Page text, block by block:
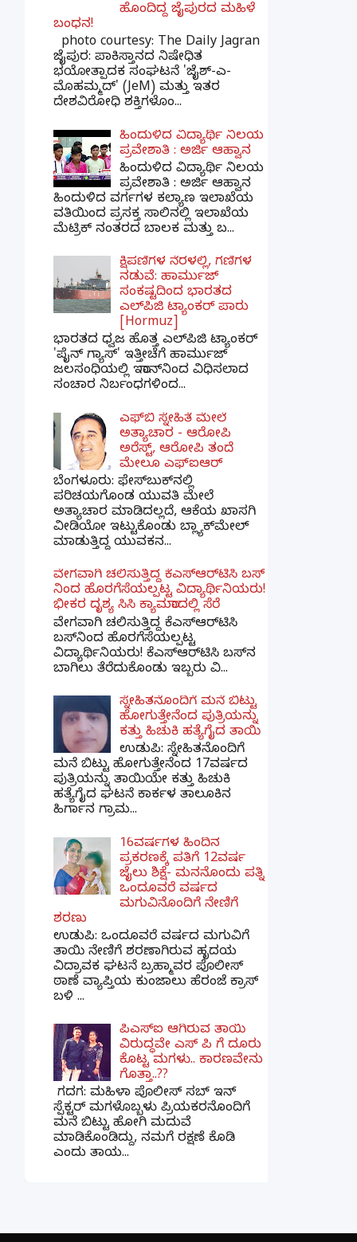
ಹೊಂದಿದ್ದ ಜೈಪುರದ ಮಹಿಳೆ
ಬಂಧನ!
photo courtesy: The Daily Jagran
ಜೈಪುರ: ಪಾಕಿಸ್ತಾನದ ನಿಷೇಧಿತ
ಭಯೋತ್ಪಾದಕ ಸಂಘಟನೆ 'ಜೈಶ್-ಎ-
ಮೊಹಮ್ಮದ್' (JeM) ಮತ್ತು ಇತರ
ದೇಶವಿರೋಧಿ ಶಕ್ತಿಗಳೊಂ...
ಹಿಂದುಳಿದ ವಿದ್ಯಾರ್ಥಿ ನಿಲಯ
ಪ್ರವೇಶಾತಿ : ಅರ್ಜಿ ಆಹ್ವಾನ
ಹಿಂದುಳಿದ ವಿದ್ಯಾರ್ಥಿ ನಿಲಯ
ಪ್ರವೇಶಾತಿ : ಅರ್ಜಿ ಆಹ್ವಾನ
ಹಿಂದುಳಿದ ವರ್ಗಗಳ ಕಲ್ಯಾಣ ಇಲಾಖೆಯ
ವತಿಯಿಂದ ಪ್ರಸಕ್ತ ಸಾಲಿನಲ್ಲಿ ಇಲಾಖೆಯ
ಮೆಟ್ರಿಕ್ ನಂತರದ ಬಾಲಕ ಮತ್ತು ಬ...
ಕ್ಷಿಪಣಿಗಳ ನೆರಳಲ್ಲಿ, ಗಣಿಗಳ
ನಡುವೆ: ಹಾರ್ಮುಜ್
ಸಂಕಷ್ಟದಿಂದ ಭಾರತದ
ಎಲ್‌ಪಿಜಿ ಟ್ಯಾಂಕರ್ ಪಾರು
[Hormuz]
ಭಾರತದ ಧ್ವಜ ಹೊತ್ತ ಎಲ್‌ಪಿಜಿ ಟ್ಯಾಂಕರ್
'ಪೈನ್ ಗ್ಯಾಸ್' ಇತ್ತೀಚೆಗೆ ಹಾರ್ಮುಜ್
ಜಲಸಂಧಿಯಲ್ಲಿ ಇರಾನ್‌ನಿಂದ ವಿಧಿಸಲಾದ
ಸಂಚಾರ ನಿರ್ಬಂಧಗಳಿಂದ...
ಎಫ್‌ಬಿ ಸ್ನೇಹಿತೆ ಮೇಲೆ
ಅತ್ಯಾಚಾರ - ಆರೋಪಿ
ಅರೆಸ್ಟ್, ಆರೋಪಿ ತಂದೆ
ಮೇಲೂ ಎಫ್ಐಆರ್
ಬೆಂಗಳೂರು: ಫೇಸ್‌ಬುಕ್‌ನಲ್ಲಿ
ಪರಿಚಯಗೊಂಡ ಯುವತಿ ಮೇಲೆ
ಅತ್ಯಾಚಾರ ಮಾಡಿದಲ್ಲದೆ, ಆಕೆಯ ಖಾಸಗಿ
ವೀಡಿಯೋ ಇಟ್ಟುಕೊಂಡು ಬ್ಲ್ಯಾಕ್‌ಮೇಲ್
ಮಾಡುತ್ತಿದ್ದ ಯುವಕನ...
ವೇಗವಾಗಿ ಚಲಿಸುತ್ತಿದ್ದ ಕೆಎಸ್​ಆರ್​ಟಿಸಿ ಬಸ್​
ನಿಂದ ಹೊರಗೆಸೆಯಲ್ಪಟ್ಟ ವಿದ್ಯಾರ್ಥಿನಿಯರು!
ಭೀಕರ ದೃಶ್ಯ ಸಿಸಿ ಕ್ಯಾಮರಾದಲ್ಲಿ ಸೆರೆ
ವೇಗವಾಗಿ ಚಲಿಸುತ್ತಿದ್ದ ಕೆಎಸ್‌ಆರ್‌ಟಿಸಿ
ಬಸ್‌ನಿಂದ ಹೊರಗೆಸೆಯಲ್ಪಟ್ಟ
ವಿದ್ಯಾರ್ಥಿನಿಯರು! ಕೆಎಸ್‌ಆರ್‌ಟಿಸಿ ಬಸ್‌ನ
ಬಾಗಿಲು ತೆರೆದುಕೊಂಡು ಇಬ್ಬರು ವಿ...
ಸ್ನೇಹಿತನೊಂದಿಗೆ ಮನೆ ಬಿಟ್ಟು
ಹೋಗುತ್ತೇನೆಂದ ಪುತ್ರಿಯನ್ನು
ಕತ್ತು ಹಿಚುಕಿ ಹತ್ಯೆಗೈದ ತಾಯಿ
ಉಡುಪಿ: ಸ್ನೇಹಿತನೊಂದಿಗೆ
ಮನೆ ಬಿಟ್ಟು ಹೋಗುತ್ತೇನೆಂದ 17ವರ್ಷದ
ಪುತ್ರಿಯನ್ನು ತಾಯಿಯೇ ಕತ್ತು ಹಿಚುಕಿ
ಹತ್ಯೆಗೈದ ಘಟನೆ ಕಾರ್ಕಳ ತಾಲೂಕಿನ
ಹಿರ್ಗಾನ ಗ್ರಾಮ...
16ವರ್ಷಗಳ ಹಿಂದಿನ
ಪ್ರಕರಣಕ್ಕೆ ಪತಿಗೆ 12ವರ್ಷ
ಜೈಲು ಶಿಕ್ಷೆ- ಮನನೊಂದು ಪತ್ನಿ
ಒಂದೂವರೆ ವರ್ಷದ
ಮಗುವಿನೊಂದಿಗೆ ನೇಣಿಗೆ
ಶರಣು
ಉಡುಪಿ: ಒಂದೂವರೆ ವರ್ಷದ ಮಗುವಿಗೆ
ತಾಯಿ ನೇಣಿಗೆ ಶರಣಾಗಿರುವ ಹೃದಯ
ವಿದ್ರಾವಕ ಘಟನೆ ಬ್ರಹ್ಮಾವರ ಪೊಲೀಸ್
ಠಾಣೆ ವ್ಯಾಪ್ತಿಯ ಕುಂಜಾಲು ಹೆರಂಜೆ ಕ್ರಾಸ್
ಬಳಿ ...
ಪಿಎಸ್​ಐ ಆಗಿರುವ ತಾಯಿ
ವಿರುದ್ಧವೇ ಎಸ್ ಪಿ ಗೆ ದೂರು
ಕೊಟ್ಟ ಮಗಳು.. ಕಾರಣವೇನು
ಗೊತ್ತಾ..??
ಗದಗ​: ಮಹಿಳಾ ಪೊಲೀಸ್​ ಸಬ್ ​ಇನ್​
ಸ್ಪೆಕ್ಟರ್​ ಮಗಳೊಬ್ಬಳು ಪ್ರಿಯಕರನೊಂದಿಗೆ
ಮನೆ ಬಿಟ್ಟು ಹೋಗಿ ಮದುವೆ
ಮಾಡಿಕೊಂಡಿದ್ದು, ನಮಗೆ ರಕ್ಷಣೆ ಕೊಡಿ
ಎಂದು ತಾಯ...
×
📢 ನಮ್ಮ WhatsApp ಗ್ರೂಪ್‌ಗೆ ಸೇರಿ — ತಕ್ಷಣದ